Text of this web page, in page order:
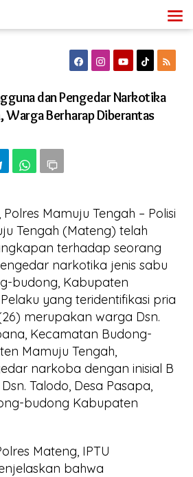
dan Pengedar Narkotika
Warga Berharap Diberantas
Mamuju Tengah – Polisi
Tengah (Mateng) telah
terhadap seorang
narkotika jenis sabu
budong, Kabupaten
yang teridentifikasi pria
merupakan warga Dsn.
Kecamatan Budong-
Mamuju Tengah,
narkoba dengan inisial B
Talodo, Desa Pasapa,
budong Kabupaten
Mateng, IPTU
bahwa